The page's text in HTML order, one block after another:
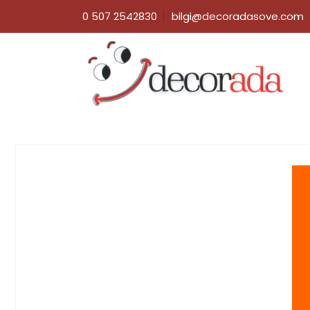
0 507 2542830 bilgi@decoradasove.com